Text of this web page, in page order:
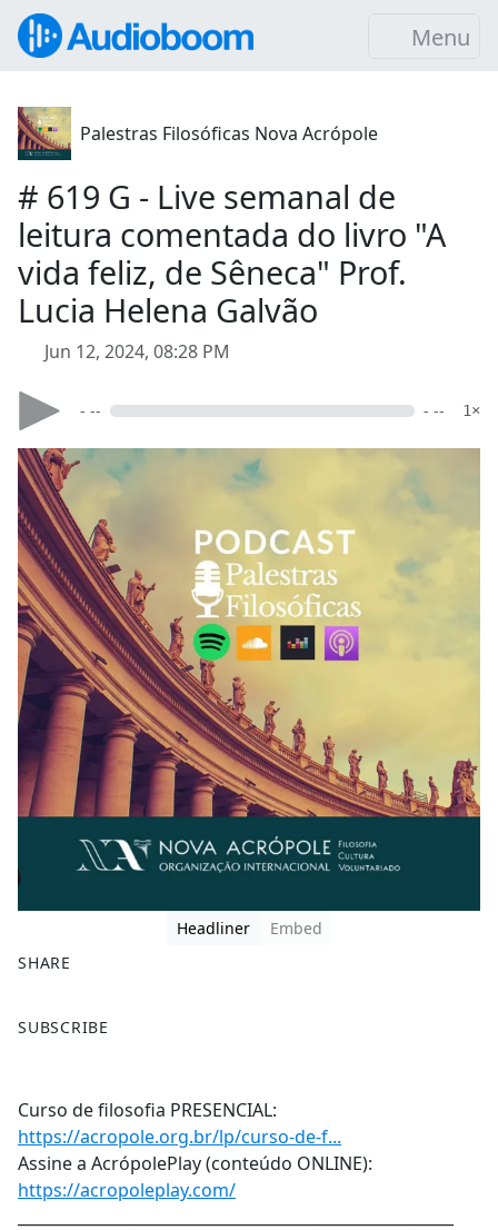
Menu
Palestras Filosóficas Nova Acrópole
# 619 G - Live semanal de
leitura comentada do livro "A
vida feliz, de Sêneca" Prof.
Lucia Helena Galvão
Jun 12, 2024, 08:28 PM
- -- - -- 1×
Headliner
Embed
SHARE
a
b
o
o
k
SUBSCRIBE
Curso de filosofia PRESENCIAL:
https://acropole.org.br/lp/curso-de-f...
Assine a AcrópolePlay (conteúdo ONLINE):
https://acropoleplay.com/